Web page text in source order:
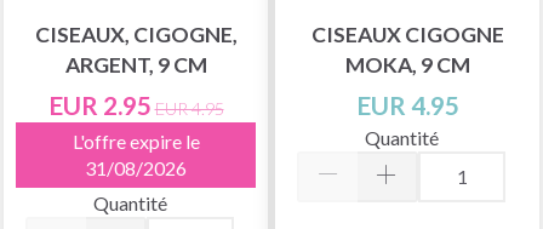
CISEAUX, CIGOGNE,
ARGENT, 9 CM
EUR 2.95 EUR 4.95
L'offre expire le
31/08/2026
Quantité
CISEAUX CIGOGNE
MOKA, 9 CM
EUR 4.95
Quantité